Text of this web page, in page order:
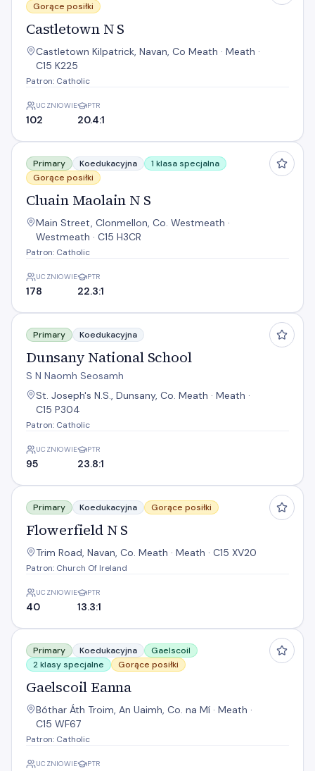
Gorące posiłki
Castletown N S
Castletown Kilpatrick, Navan, Co Meath · Meath ·
C15 K225
Patron: Catholic
UCZNIOWIE
102
PTR
20.4:1
Cluain Maolain N S
Primary Koedukacyjna
1 klasa specjalna
Gorące posiłki
Cluain Maolain N S
Main Street, Clonmellon, Co. Westmeath ·
Westmeath · C15 H3CR
Patron: Catholic
UCZNIOWIE
178
PTR
22.3:1
Dunsany National School
Primary Koedukacyjna
Dunsany National School
S N Naomh Seosamh
St. Joseph's N.S., Dunsany, Co. Meath · Meath ·
C15 P304
Patron: Catholic
UCZNIOWIE
95
PTR
23.8:1
Flowerfield N S
Primary Koedukacyjna Gorące posiłki
Flowerfield N S
Trim Road, Navan, Co. Meath · Meath · C15 XV20
Patron: Church Of Ireland
UCZNIOWIE
40
PTR
13.3:1
Gaelscoil Eanna
Primary Koedukacyjna
Gaelscoil
2 klasy specjalne
Gorące posiłki
Gaelscoil Eanna
Bóthar Áth Troim, An Uaimh, Co. na Mí · Meath ·
C15 WF67
Patron: Catholic
UCZNIOWIE PTR